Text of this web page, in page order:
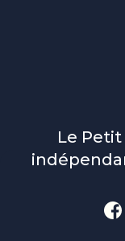
Le